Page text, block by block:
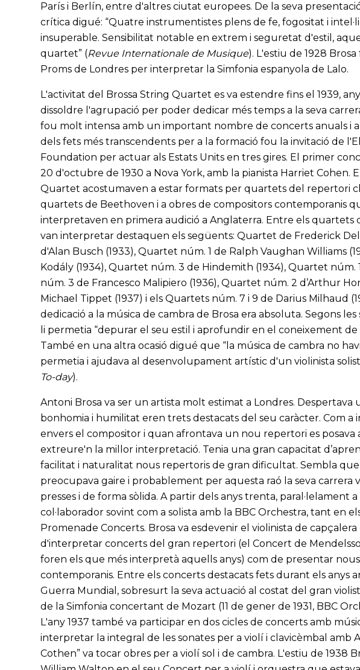
París i Berlín, entre d'altres ciutat europees. De la seva
crítica digué: “Quatre instrumentistes plens de fe, fogositat i
insuperable. Sensibilitat notable en extrem i seguretat d'estil,
quartet” (Revue Internationale de Musique). L'estiu de 1928
Proms de Londres per interpretar la Simfonia espanyola de Lalo.
L'activitat del Brossa String Quartet es va estendre fins el 1939,
dissoldre l'agrupació per poder dedicar més temps a la seva
fou molt intensa amb un important nombre de concerts anuals i
dels fets més transcendents per a la formació fou la invitació de
Foundation per actuar als Estats Units en tres gires. El primer
20 d'octubre de 1930 a Nova York, amb la pianista Harriet Cohen.
Quartet acostumaven a estar formats per quartets del repertori
quartets de Beethoven i a obres de compositors contemporanis
interpretaven en primera audició a Anglaterra. Entre els
van interpretar destaquen els següents: Quartet de Frederick
d'Alan Busch (1933), Quartet núm. 1 de Ralph Vaughan Williams
Kodály (1934), Quartet núm. 3 de Hindemith (1934), Quartet núm.
núm. 3 de Francesco Malipiero (1936), Quartet núm. 2 d’Arthur
Michael Tippet (1937) i els Quartets núm. 7 i 9 de Darius Milhaud
dedicació a la música de cambra de Brosa era absoluta. Segons
li permetia “depurar el seu estil i aprofundir en el coneixement de
També en una altra ocasió digué que “la música de cambra no
permetia i ajudava al desenvolupament artístic d'un violinista
To-day).
Antoni Brosa va ser un artista molt estimat a Londres. Despertava
bonhomia i humilitat eren trets destacats del seu caràcter. Com
envers el compositor i quan afrontava un nou repertori es posava
extreure'n la millor interpretació. Tenia una gran capacitat
facilitat i naturalitat nous repertoris de gran dificultat. Sembla
preocupava gaire i probablement per aquesta raó la seva carrera
presses i de forma sòlida. A partir dels anys trenta, paral·lelament
col·laborador sovint com a solista amb la BBC Orchestra, tant en
Promenade Concerts. Brosa va esdevenir el violinista de
d'interpretar concerts del gran repertori (el Concert de
foren els que més interpretà aquells anys) com de presentar
contemporanis. Entre els concerts destacats fets durant els anys
Guerra Mundial, sobresurt la seva actuació al costat del gran
de la Simfonia concertant de Mozart (11 de gener de 1931, BBC
L'any 1937 també va participar en dos cicles de concerts amb
interpretar la integral de les sonates per a violí i clavicèmbal amb
Cothen” va tocar obres per a violí sol i de cambra. L'estiu de 1938